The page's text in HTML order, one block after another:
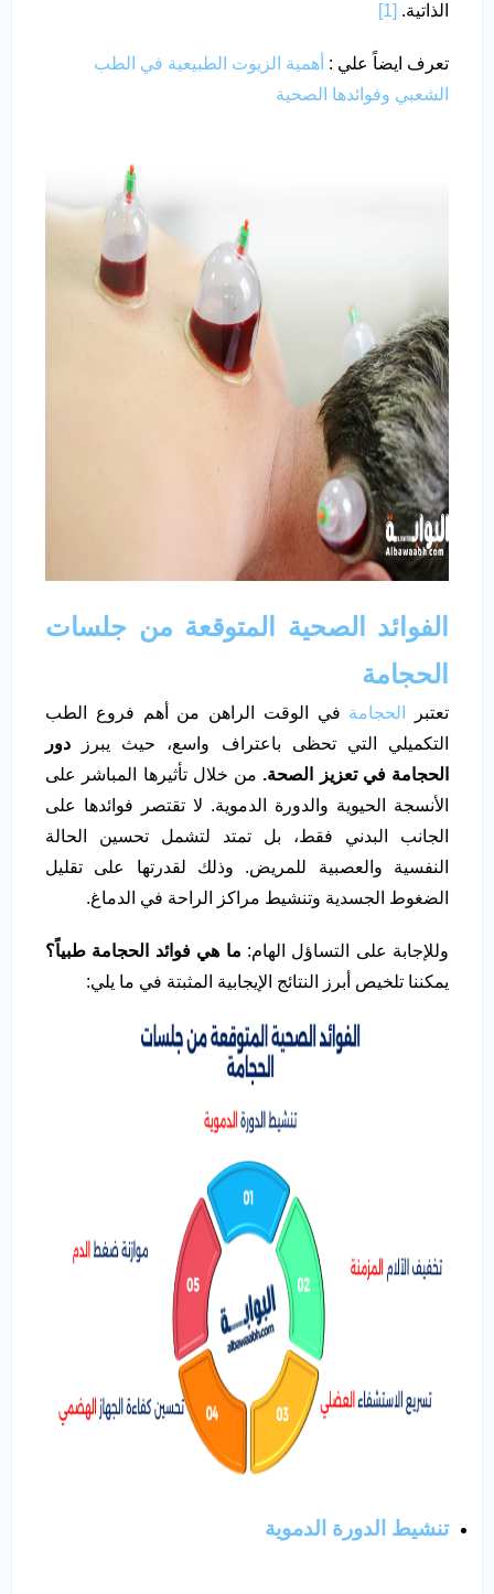
الذاتية. [1]
تعرف ايضاً علي : أهمية الزيوت الطبيعية في الطب
الشعبي وفوائدها الصحية
الفوائد الصحية المتوقعة من جلسات
الحجامة
تعتبر الحجامة في الوقت الراهن من أهم فروع الطب
التكميلي التي تحظى باعتراف واسع، حيث يبرز دور
الحجامة في تعزيز الصحة. من خلال تأثيرها المباشر على
الأنسجة الحيوية والدورة الدموية. لا تقتصر فوائدها على
الجانب البدني فقط، بل تمتد لتشمل تحسين الحالة
النفسية والعصبية للمريض. وذلك لقدرتها على تقليل
الضغوط الجسدية وتنشيط مراكز الراحة في الدماغ.
وللإجابة على التساؤل الهام: ما هي فوائد الحجامة طبياً؟
يمكننا تلخيص أبرز النتائج الإيجابية المثبتة في ما يلي:
تنشيط الدورة الدموية